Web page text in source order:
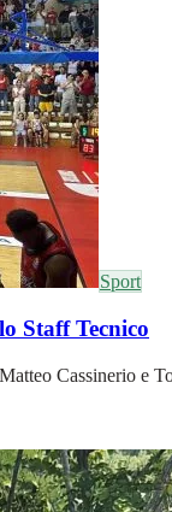
Sport
Staff Tecnico
Cassinerio